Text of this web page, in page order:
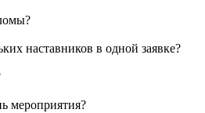
наставников в одной заявке?
мероприятия?